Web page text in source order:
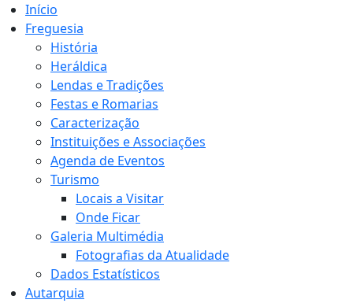
Início
Freguesia
História
Heráldica
Lendas e Tradições
Festas e Romarias
Caracterização
Instituições e Associações
Agenda de Eventos
Turismo
Locais a Visitar
Onde Ficar
Galeria Multimédia
Fotografias da Atualidade
Dados Estatísticos
Autarquia